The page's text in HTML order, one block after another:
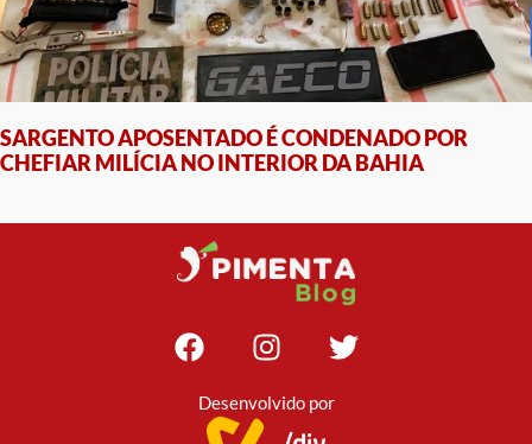
SARGENTO APOSENTADO É CONDENADO POR
CHEFIAR MILÍCIA NO INTERIOR DA BAHIA
Desenvolvido por